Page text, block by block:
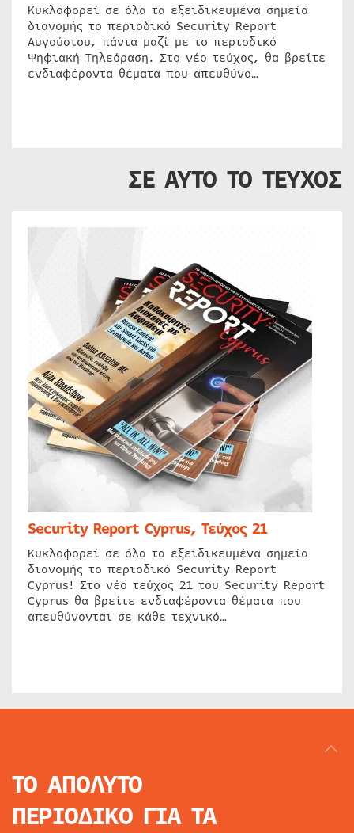
Κυκλοφορεί σε όλα τα εξειδικευμένα σημεία
διανομής το περιοδικό Security Report
Αυγούστου, πάντα μαζί με το περιοδικό
Ψηφιακή Τηλεόραση. Στο νέο τεύχος, θα βρείτε
ενδιαφέροντα θέματα που απευθύνο…
ΣΕ ΑΥΤΟ ΤΟ ΤΕΥΧΟΣ
Security Report Cyprus, Τεύχος 21
Κυκλοφορεί σε όλα τα εξειδικευμένα σημεία
διανομής το περιοδικό Security Report
Cyprus! Στο νέο τεύχος 21 του Security Report
Cyprus θα βρείτε ενδιαφέροντα θέματα που
απευθύνονται σε κάθε τεχνικό…
ΤΟ ΑΠΟΛΥΤΟ
ΠΕΡΙΟΔΙΚΟ ΓΙΑ ΤΑ